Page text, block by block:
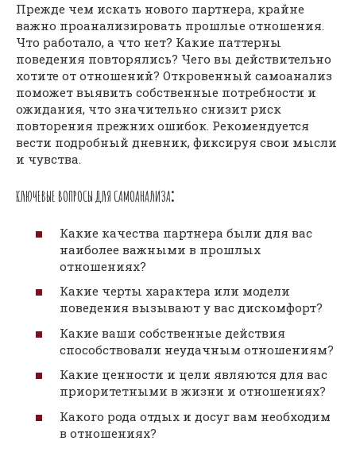
Прежде чем искать нового партнера, крайне
важно проанализировать прошлые отношения.
Что работало, а что нет? Какие паттерны
поведения повторялись? Чего вы действительно
хотите от отношений? Откровенный самоанализ
поможет выявить собственные потребности и
ожидания, что значительно снизит риск
повторения прежних ошибок. Рекомендуется
вести подробный дневник, фиксируя свои мысли
и чувства.
КЛЮЧЕВЫЕ ВОПРОСЫ ДЛЯ САМОАНАЛИЗА⁚
Какие качества партнера были для вас
наиболее важными в прошлых
отношениях?
Какие черты характера или модели
поведения вызывают у вас дискомфорт?
Какие ваши собственные действия
способствовали неудачным отношениям?
Какие ценности и цели являются для вас
приоритетными в жизни и отношениях?
Какого рода отдых и досуг вам необходим
в отношениях?